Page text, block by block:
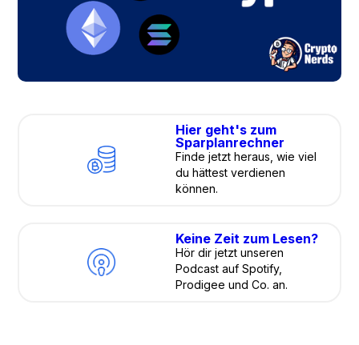
Hier geht's zum
Sparplanrechner
Finde jetzt heraus, wie viel
du hättest verdienen
können.
Keine Zeit zum Lesen?
Hör dir jetzt unseren
Podcast auf Spotify,
Prodigee und Co. an.